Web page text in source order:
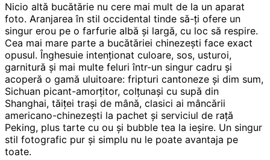
Nicio altă bucătărie nu cere mai mult de la un aparat
foto. Aranjarea în stil occidental tinde să-ți ofere un
singur erou pe o farfurie albă și largă, cu loc să respire.
Cea mai mare parte a bucătăriei chinezești face exact
opusul. Înghesuie intenționat culoare, sos, usturoi,
garnitură și mai multe feluri într-un singur cadru și
acoperă o gamă uluitoare: fripturi cantoneze și dim sum,
Sichuan picant-amorțitor, colțunași cu supă din
Shanghai, tăiței trași de mână, clasici ai mâncării
americano-chinezești la pachet și serviciul de rață
Peking, plus tarte cu ou și bubble tea la ieșire. Un singur
stil fotografic pur și simplu nu le poate avantaja pe
toate.